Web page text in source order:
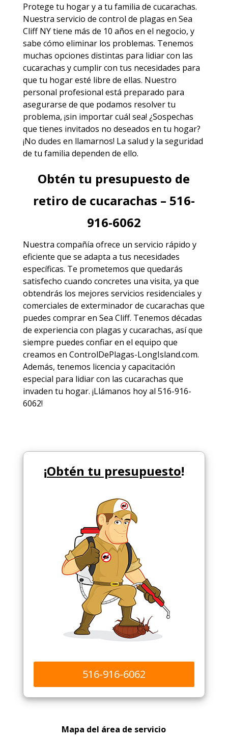
Protege tu hogar y a tu familia de cucarachas.
Nuestra servicio de control de plagas en Sea
Cliff NYtiene más de 10 años en el negocio, y
sabe cómo eliminar los problemas. Tenemos
muchas opciones distintas para lidiar con las
cucarachas y cumplir con tus necesidades para
que tu hogar esté libre de ellas. Nuestro
personal profesional está preparado para
asegurarse de que podamos resolver tu
problema, ¡sin importar cuál sea! ¿Sospechas
que tienes invitados no deseados en tu hogar?
¡No dudes en llamarnos! La salud y la seguridad
de tu familia dependen de ello.
Obtén tu presupuesto de
retiro de cucarachas – 516-
916-6062
Nuestra compañía ofrece un servicio rápido y
eficiente que se adapta a tus necesidades
específicas. Te prometemos que quedarás
satisfecho cuando concretes una visita, ya que
obtendrás los mejores servicios residenciales y
comerciales de exterminador de cucarachas que
puedes comprar en Sea Cliff. Tenemos décadas
de experiencia con plagas y cucarachas, así que
siempre puedes confiar en el equipo que
creamos en ControlDePlagas-LongIsland.com.
Además, tenemos licencia y capacitación
especial para lidiar con las cucarachas que
invaden tu hogar. ¡Llámanos hoy al 516-916-
6062!
¡Obtén tu presupuesto!
516-916-6062
Mapa del área de servicio